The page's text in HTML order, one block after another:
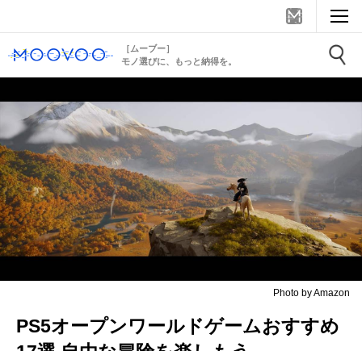
［ムーブー］
モノ選びに、もっと納得を。
Photo by Amazon
PS5オープンワールドゲームおすすめ